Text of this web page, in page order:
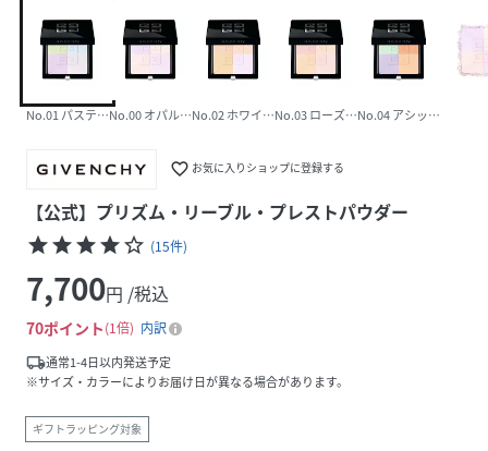
No.01 パステル・シフォンNo.00 オパルセント・チュール
No.02 ホワイト・サテンNo.03 ローズ・ヴェイルNo.04 アシッド・シフ
favorite_border お気に入りショップに登録する
【公式】プリズム・リーブル・プレストパウダー
starstarstarstarstar_border (15件)
7,700円 /税込
70ポイント 1倍
内訳
local_shipping通常1-4日以内発送予定
※サイズ・カラーによりお届け日が異なる場合があります。
ギフトラッピング対象